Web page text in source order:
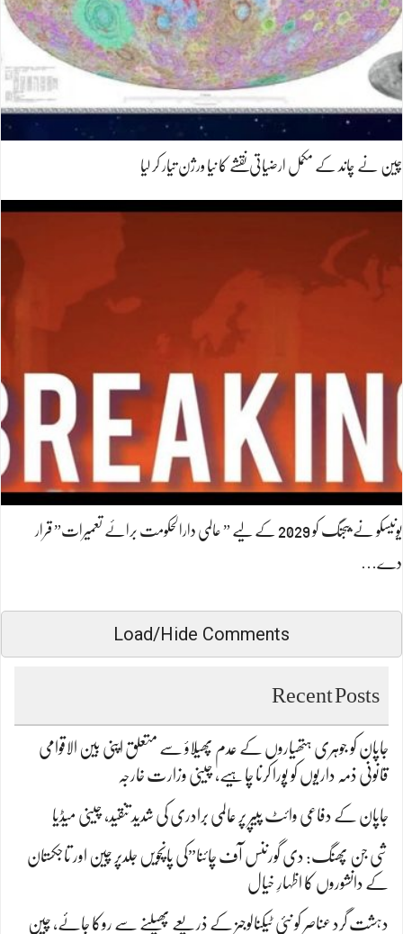
چین نے چاند کے مکمل ارضیاتی نقشے کا نیا ورژن تیار کر لیا
یونیسکو نے بیجنگ کو 2029 کے لیے ” عالمی دارالحکومت برائے تعمیرات” قرار
دے…
Load/Hide Comments
Recent Posts
جاپان کو جوہری ہتھیاروں کے عدم پھیلاؤ سے متعلق اپنی بین الاقوامی
قانونی ذمہ داریوں کو پورا کرنا چاہیے، چینی وزارت خارجہ
جاپان کے دفاعی وائٹ پیپر پر عالمی برادری کی شدید تنقید، چینی میڈیا
شی جن پھنگ: دی گورننس آف چائنا”کی پانچویں جلدپر چین اور تاجکستان
کے دانشوروں کا اظہارِ خیال
دہشت گرد عناصر کو نئی ٹیکنالوجیز کے ذریعے پھیلنے سے روکا جائے، چین